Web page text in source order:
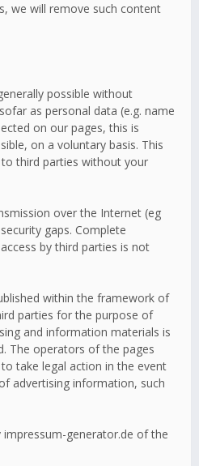
we will remove such content
possible without
as personal data (e.g. name
on our pages, this is
on a voluntary basis. This
third parties without your
over the Internet (eg
gaps. Complete
by third parties is not
within the framework of
parties for the purpose of
and information materials is
The operators of the pages
take legal action in the event
advertising information, such
generator.de of the